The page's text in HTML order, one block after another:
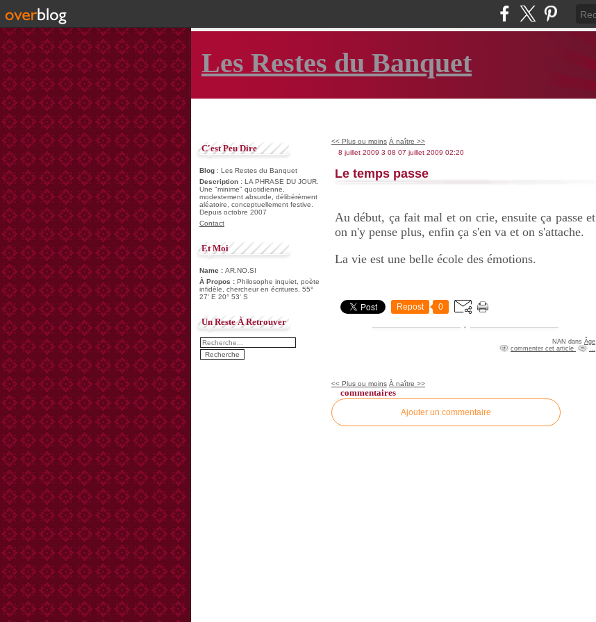
Les Restes du Banquet
C'est Peu Dire
Blog : Les Restes du Banquet
Description : LA PHRASE DU JOUR.
Une "minime" quotidienne,
modestement absurde, délibérément
aléatoire, conceptuellement festive.
Depuis octobre 2007
Contact
Et Moi
Name : AR.NO.SI
À Propos : Philosophe inquiet, poète
infidèle, chercheur en écritures. 55°
27' E 20° 53' S
Un Reste À Retrouver
<< Plus ou moins À naître >>
8 juillet 2009 3 08 07 juillet 2009 02:20
Le temps passe
Au début, ça fait mal et on crie, ensuite ça passe et
on n'y pense plus, enfin ça s'en va et on s'attache.
La vie est une belle école des émotions.
Repost 0
NAN dans Âge
commenter cet article
<< Plus ou moins À naître >>
commentaires
Ajouter un commentaire